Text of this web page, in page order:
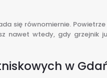
się równomiernie.
nawet wtedy, gdy grzejnik
w